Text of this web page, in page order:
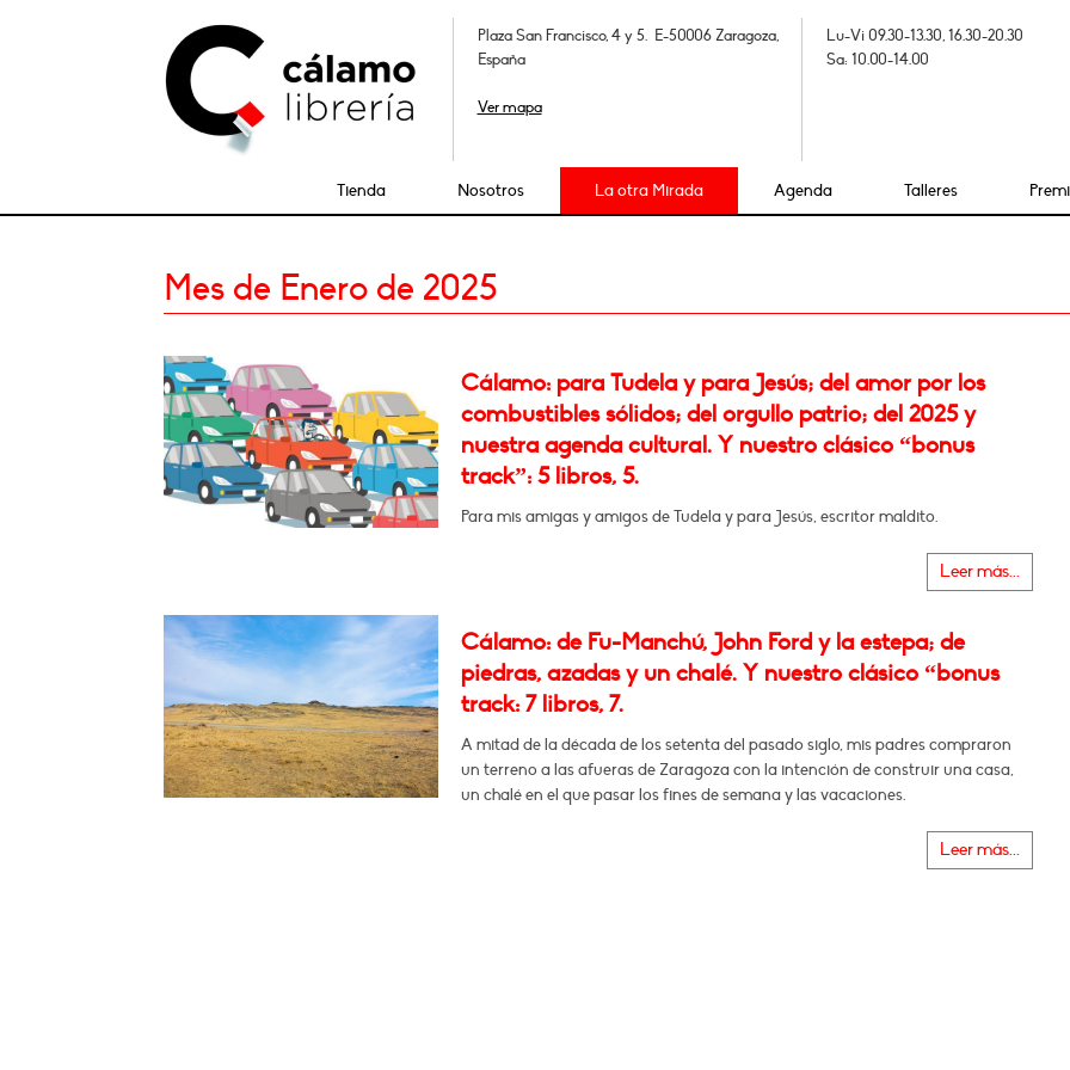
Plaza San Francisco, 4 y 5. E-50006 Zaragoza,
España
Ver mapa
Lu-Vi 09.30-13.30, 16.30-20.30
Sa: 10.00-14.00
Tienda Nosotros La otra Mirada Agenda Talleres
Mes de Enero de 2025
Cálamo: para Tudela y para Jesús; del amor por los
combustibles sólidos; del orgullo patrio; del 2025 y
nuestra agenda cultural. Y nuestro clásico “bonus
track”: 5 libros, 5.
Para mis amigas y amigos de Tudela y para Jesús, escritor maldito.
Leer más...
Cálamo: de Fu-Manchú, John Ford y la estepa; de
piedras, azadas y un chalé. Y nuestro clásico “bonus
track: 7 libros, 7.
A mitad de la década de los setenta del pasado siglo, mis padres compraron
un terreno a las afueras de Zaragoza con la intención de construir una casa,
un chalé en el que pasar los fines de semana y las vacaciones.
Leer más...